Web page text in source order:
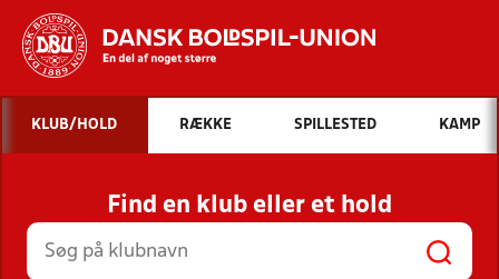
Hvad vil du søge efter?
INDHOLD OG NYHEDER
STILLINGER, RESULTATER, KLUBBER OG
HOLD
KLUB/HOLD RÆKKE SPILLESTED KAMP
Find en klub eller et hold